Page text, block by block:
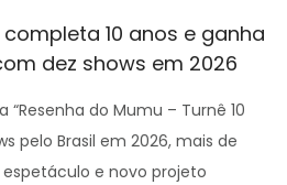
10 anos e ganha
dez shows em 2026
do Mumu – Turnê 10
pelo Brasil em 2026, mais de
e novo projeto